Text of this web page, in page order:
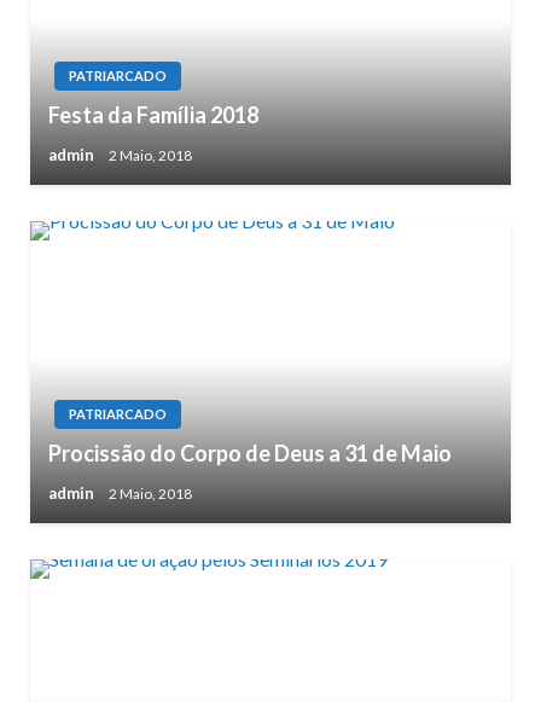
PATRIARCADO
Festa da Família 2018
admin 2 Maio, 2018
PATRIARCADO
Procissão do Corpo de Deus a 31 de Maio
admin 2 Maio, 2018